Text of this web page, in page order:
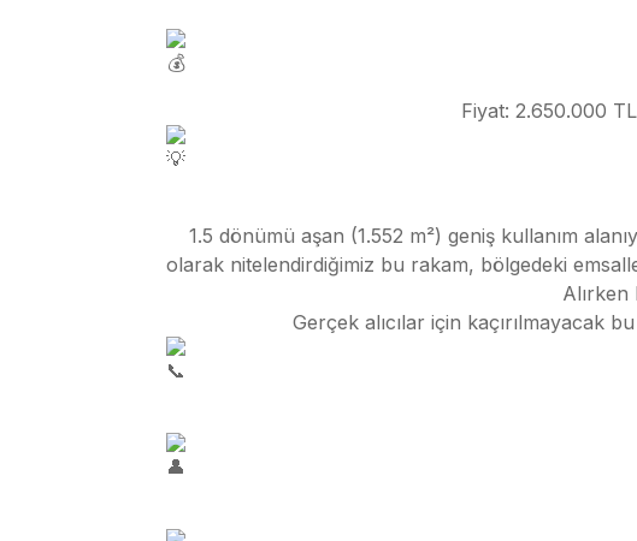
Fiyat: 2.650.000
1.5 dönümü aşan (1.552 m²) geniş kullanım
olarak nitelendirdiğimiz bu rakam, bölgedeki
Alırken
Gerçek alıcılar için kaçırılmayacak